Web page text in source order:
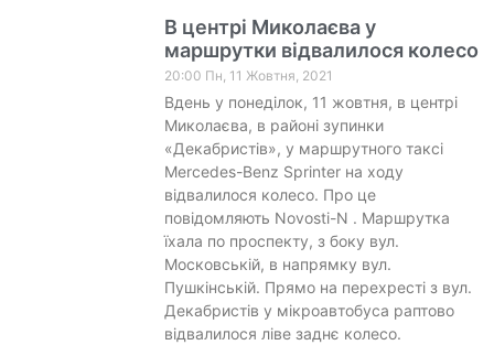
В центрі Миколаєва у
маршрутки відвалилося колесо
20:00 Пн, 11 Жовтня, 2021
Вдень у понеділок, 11 жовтня, в центрі
Миколаєва, в районі зупинки
«Декабристів», у маршрутного таксі
Mercedes-Benz Sprinter на ходу
відвалилося колесо. Про це
повідомляють Novosti-N . Маршрутка
їхала по проспекту, з боку вул.
Московській, в напрямку вул.
Пушкінській. Прямо на перехресті з вул.
Декабристів у мікроавтобуса раптово
відвалилося ліве заднє колесо.